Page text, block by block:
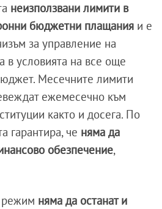
неизползвани лимити в
бюджетни плащания и е
за управление на
в условията на все още
Месечните лимити
ежемесечно към
както и досега. По
гарантира, че няма да
обезпечение,
режим няма да останат и